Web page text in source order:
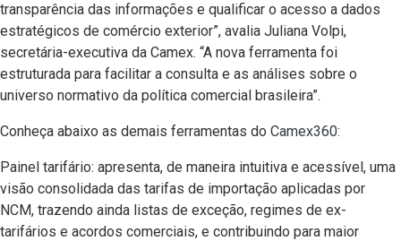
transparência das informações e qualificar o acesso a dados
estratégicos de comércio exterior”, avalia Juliana Volpi,
secretária-executiva da Camex. “A nova ferramenta foi
estruturada para facilitar a consulta e as análises sobre o
universo normativo da política comercial brasileira”.
Conheça abaixo as demais ferramentas do Camex360:
Painel tarifário: apresenta, de maneira intuitiva e acessível, uma
visão consolidada das tarifas de importação aplicadas por
NCM, trazendo ainda listas de exceção, regimes de ex-
tarifários e acordos comerciais, e contribuindo para maior